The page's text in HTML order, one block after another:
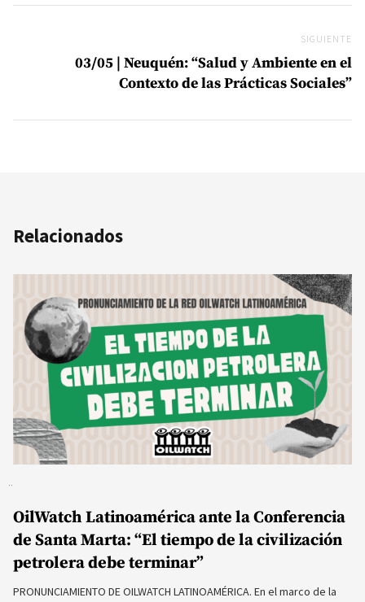
SIGUIENTE
03/05 | Neuquén: “Salud y Ambiente en el
Contexto de las Prácticas Sociales”
Relacionados
OilWatch Latinoamérica ante la Conferencia
de Santa Marta: “El tiempo de la civilización
petrolera debe terminar”
PRONUNCIAMIENTO DE OILWATCH LATINOAMÉRICA. En el marco de la